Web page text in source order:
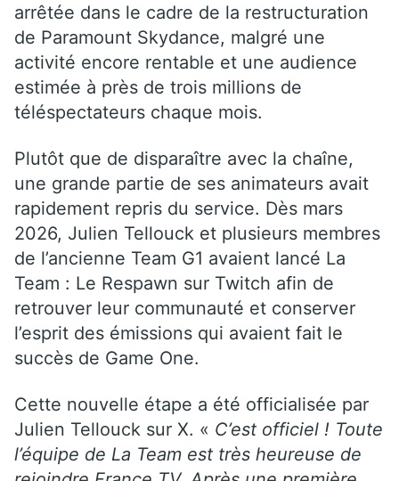
arrêtée dans le cadre de la restructuration
de Paramount Skydance, malgré une
activité encore rentable et une audience
estimée à près de trois millions de
téléspectateurs chaque mois.
Plutôt que de disparaître avec la chaîne,
une grande partie de ses animateurs avait
rapidement repris du service. Dès mars
2026, Julien Tellouck et plusieurs membres
de l’ancienne Team G1 avaient lancé La
Team : Le Respawn sur Twitch afin de
retrouver leur communauté et conserver
l’esprit des émissions qui avaient fait le
succès de Game One.
Cette nouvelle étape a été officialisée par
Julien Tellouck sur X. « C’est officiel ! Toute
l’équipe de La Team est très heureuse de